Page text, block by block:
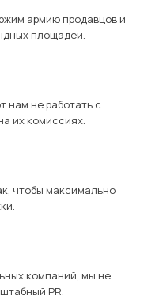
армию продавцов и
площадей.
нам не работать с
их комиссиях.
чтобы максимально
компаний, мы не
PR.